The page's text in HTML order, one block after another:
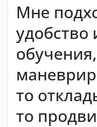
Мне
удобство
то
то